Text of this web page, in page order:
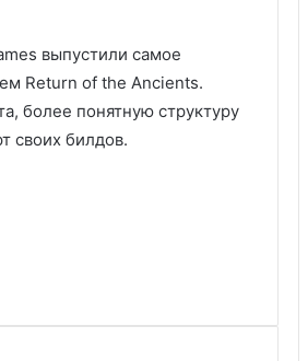
выпустили самое
Return of the Ancients.
более понятную структуру
своих билдов.